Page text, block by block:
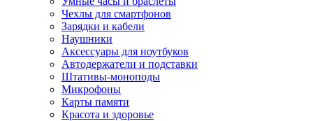
Чехлы для смартфонов
Зарядки и кабели
Наушники
Аксессуары для ноутбуков
Автодержатели и подставки
Штативы-моноподы
Микрофоны
Карты памяти
Красота и здоровье